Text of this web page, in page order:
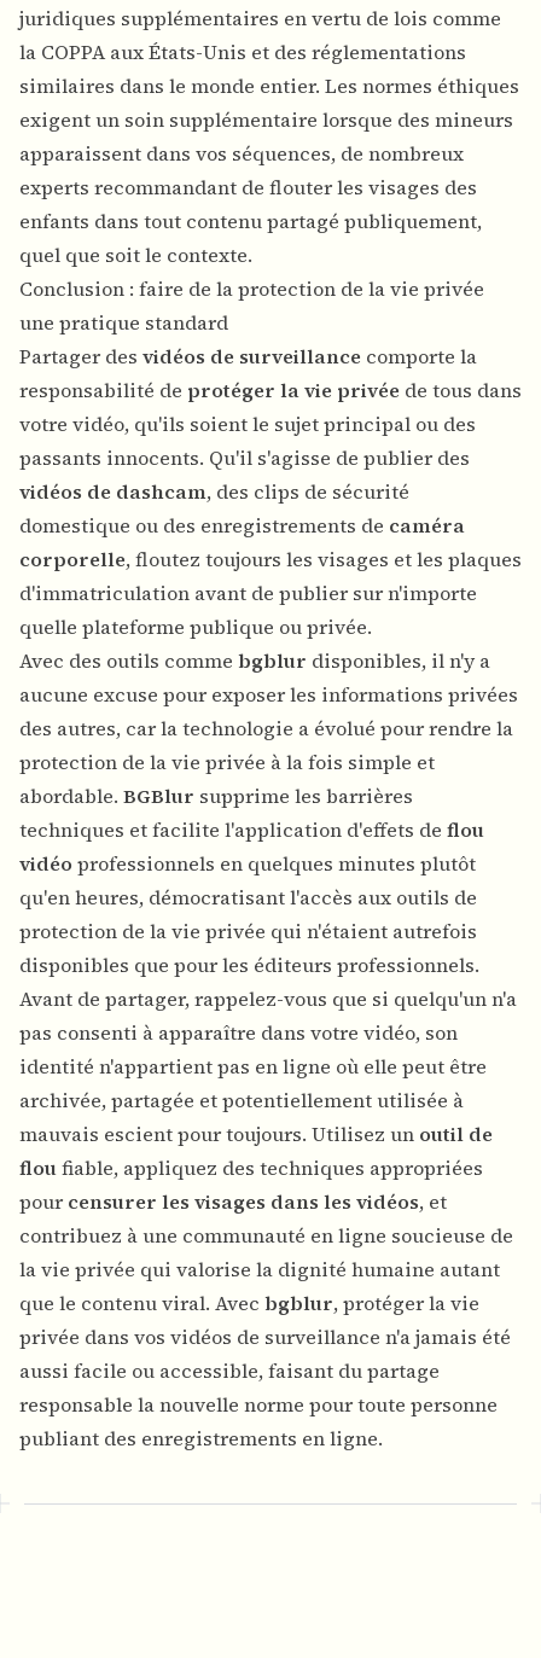
juridiques supplémentaires en vertu de lois comme
la COPPA aux États-Unis et des réglementations
similaires dans le monde entier. Les normes éthiques
exigent un soin supplémentaire lorsque des mineurs
apparaissent dans vos séquences, de nombreux
experts recommandant de flouter les visages des
enfants dans tout contenu partagé publiquement,
quel que soit le contexte.
Conclusion : faire de la protection de la vie privée
une pratique standard
Partager des vidéos de surveillance comporte la
responsabilité de protéger la vie privée de tous dans
votre vidéo, qu'ils soient le sujet principal ou des
passants innocents. Qu'il s'agisse de publier des
vidéos de dashcam, des clips de sécurité
domestique ou des enregistrements de caméra
corporelle, floutez toujours les visages et les plaques
d'immatriculation avant de publier sur n'importe
quelle plateforme publique ou privée.
Avec des outils comme bgblur disponibles, il n'y a
aucune excuse pour exposer les informations privées
des autres, car la technologie a évolué pour rendre la
protection de la vie privée à la fois simple et
abordable. BGBlur supprime les barrières
techniques et facilite l'application d'effets de flou
vidéo professionnels en quelques minutes plutôt
qu'en heures, démocratisant l'accès aux outils de
protection de la vie privée qui n'étaient autrefois
disponibles que pour les éditeurs professionnels.
Avant de partager, rappelez-vous que si quelqu'un n'a
pas consenti à apparaître dans votre vidéo, son
identité n'appartient pas en ligne où elle peut être
archivée, partagée et potentiellement utilisée à
mauvais escient pour toujours. Utilisez un outil de
floufiable, appliquez des techniques appropriées
pour censurer les visages dans les vidéos, et
contribuez à une communauté en ligne soucieuse de
la vie privée qui valorise la dignité humaine autant
que le contenu viral. Avec bgblur, protéger la vie
privée dans vos vidéos de surveillance n'a jamais été
aussi facile ou accessible, faisant du partage
responsable la nouvelle norme pour toute personne
publiant des enregistrements en ligne.